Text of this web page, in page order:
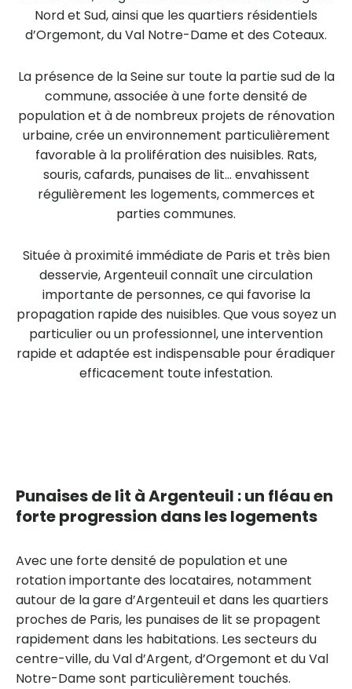
Nord et Sud, ainsi que les quartiers résidentiels
d’Orgemont, du Val Notre-Dame et des Coteaux.
La présence de la Seine sur toute la partie sud de la
commune, associée à une forte densité de
population et à de nombreux projets de rénovation
urbaine, crée un environnement particulièrement
favorable à la prolifération des nuisibles. Rats,
souris, cafards, punaises de lit… envahissent
régulièrement les logements, commerces et
parties communes.
Située à proximité immédiate de Paris et très bien
desservie, Argenteuil connaît une circulation
importante de personnes, ce qui favorise la
propagation rapide des nuisibles. Que vous soyez un
particulier ou un professionnel, une intervention
rapide et adaptée est indispensable pour éradiquer
efficacement toute infestation.
Punaises de lit à Argenteuil : un fléau en
forte progression dans les logements
Avec une forte densité de population et une
rotation importante des locataires, notamment
autour de la gare d’Argenteuil et dans les quartiers
proches de Paris, les punaises de lit se propagent
rapidement dans les habitations. Les secteurs du
centre-ville, du Val d’Argent, d’Orgemont et du Val
Notre-Dame sont particulièrement touchés.